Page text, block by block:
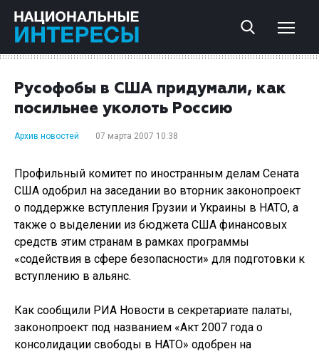
Русофобы в США придумали, как
посильнее уколоть Россию
Архив новостей 07 марта 2007 10:38
Профильный комитет по иностранным делам Сената
США одобрил на заседании во вторник законопроект
о поддержке вступления Грузии и Украины в НАТО, а
также о выделении из бюджета США финансовых
средств этим странам в рамках программы
«содействия в сфере безопасности» для подготовки к
вступлению в альянс.
Как сообщили РИА Новости в секретариате палаты,
законопроект под названием «Акт 2007 года о
консолидации свободы в НАТО» одобрен на